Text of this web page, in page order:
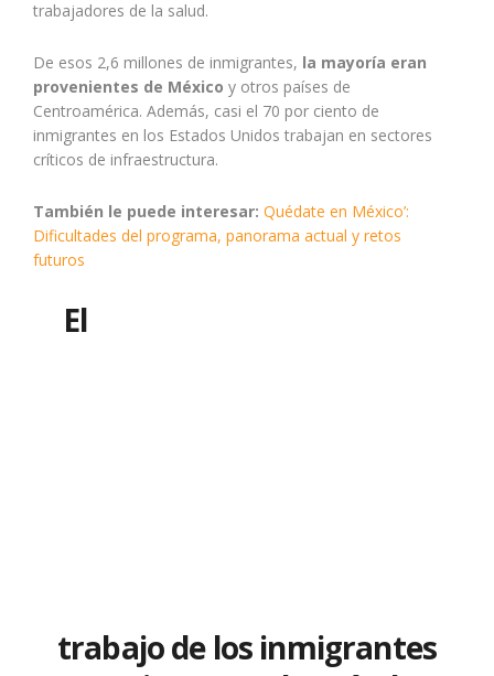
trabajadores de la salud.
De esos 2,6 millones de inmigrantes, la mayoría eran
provenientes de México y otros países de
Centroamérica. Además, casi el 70 por ciento de
inmigrantes en los Estados Unidos trabajan en sectores
críticos de infraestructura.
También le puede interesar: Quédate en México’:
Dificultades del programa, panorama actual y retos
futuros
El
trabajo de los inmigrantes